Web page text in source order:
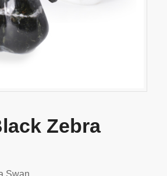
Zebra
Swan